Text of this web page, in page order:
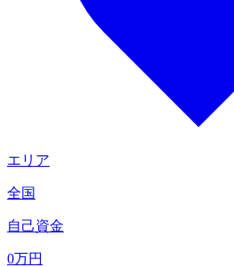
エリア
全国
自己資金
0万円